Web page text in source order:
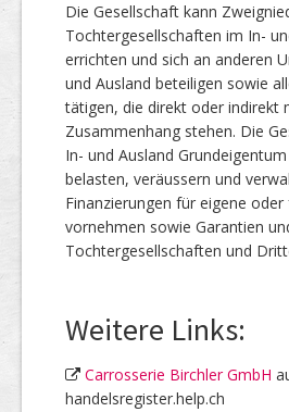
Die Gesellschaft kann
Tochtergesellschaften im In-
errichten und sich an anderen
und Ausland beteiligen sowie
tätigen, die direkt oder indirekt
Zusammenhang stehen. Die
In- und Ausland
belasten, veräussern und
Finanzierungen für eigene
vornehmen sowie Garantien
Tochtergesellschaften und
Weitere Links:
Carrosserie Birchler GmbH
handelsregister.help.ch